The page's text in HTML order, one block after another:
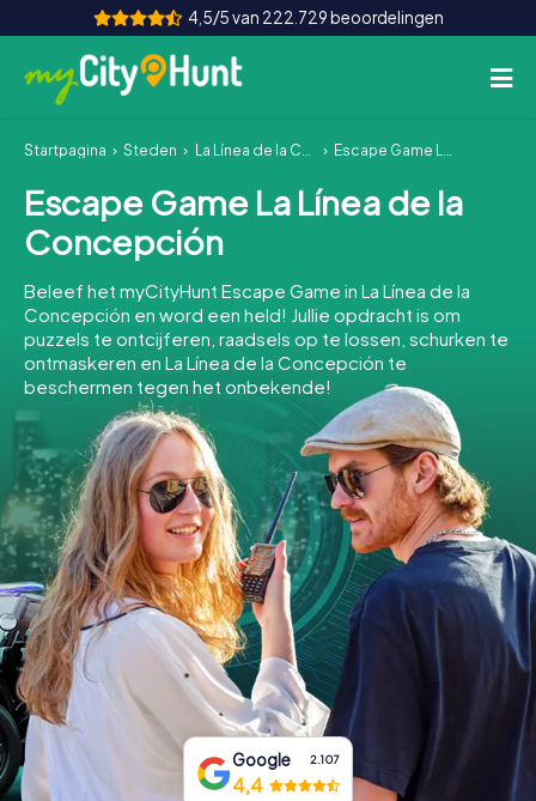
4,5/5 van 222.729 beoordelingen
Hoe het werkt
Steden
Teamevenement
Tickets
INT AT CH
DE
ES
FR UK
IE
IT
NL
Boek tickets
Koop cadeaubonnen
Startpagina Steden La Línea de la Concepción Escape Game La Línea de la Concepción
Escape Game La Línea de la
Concepción
Beleef het myCityHunt Escape Game in La Línea de la
Concepción en word een held! Jullie opdracht is om
puzzels te ontcijferen, raadsels op te lossen, schurken te
ontmaskeren en La Línea de la Concepción te
beschermen tegen het onbekende!
Google 2.107
4,4